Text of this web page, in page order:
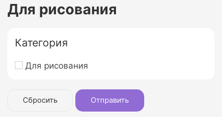
Для рисования
Категория
Для рисования
Сбросить Отправить